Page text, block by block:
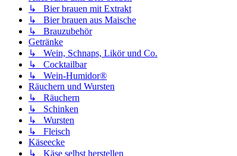
↳ Bier brauen mit Extrakt
↳ Bier brauen aus Maische
↳ Brauzubehör
Getränke
↳ Wein, Schnaps, Likör und Co.
↳ Cocktailbar
↳ Wein-Humidor®
Räuchern und Wursten
↳ Räuchern
↳ Schinken
↳ Wursten
↳ Fleisch
Käseecke
↳ Käse selbst herstellen